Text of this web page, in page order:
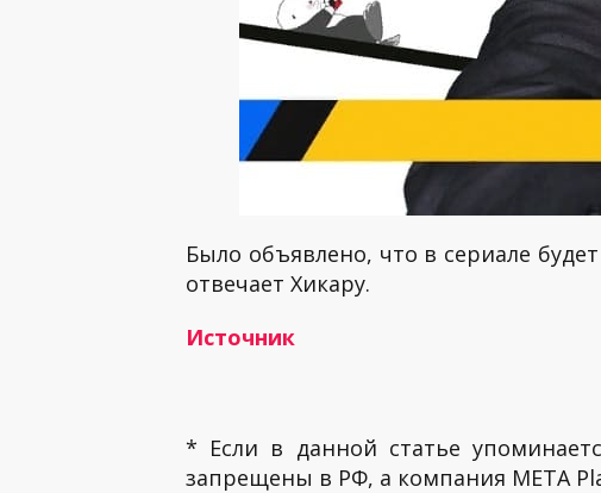
Было объявлено, что в сериале
отвечает Хикару.
Источник
* Если в данной статье
запрещены в РФ, а компания META